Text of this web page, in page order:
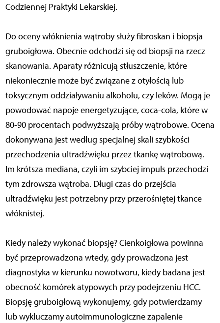
Codziennej Praktyki Lekarskiej.
Do oceny włóknienia wątroby służy fibroskan i biopsja
gruboigłowa. Obecnie odchodzi się od biopsji na rzecz
skanowania. Aparaty różnicują stłuszczenie, które
niekoniecznie może być związane z otyłością lub
toksycznym oddziaływaniu alkoholu, czy leków. Mogą je
powodować napoje energetyzujące, coca-cola, które w
80-90 procentach podwyższają próby wątrobowe. Ocena
dokonywana jest według specjalnej skali szybkości
przechodzenia ultradźwięku przez tkankę wątrobową.
Im krótsza mediana, czyli im szybciej impuls przechodzi
tym zdrowsza wątroba. Długi czas do przejścia
ultradźwięku jest potrzebny przy przerośniętej tkance
włóknistej.
Kiedy należy wykonać biopsję? Cienkoigłowa powinna
być przeprowadzona wtedy, gdy prowadzona jest
diagnostyka w kierunku nowotworu, kiedy badana jest
obecność komórek atypowych przy podejrzeniu HCC.
Biopsję gruboigłową wykonujemy, gdy potwierdzamy
lub wykluczamy autoimmunologiczne zapalenie